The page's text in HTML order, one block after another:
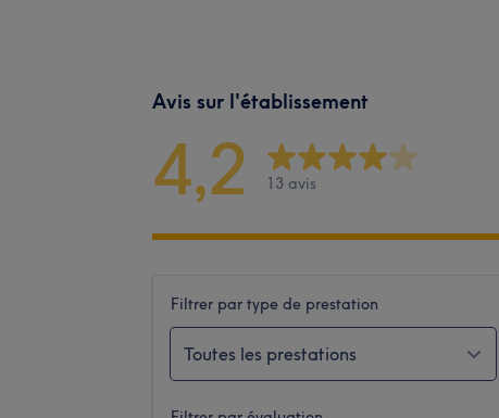
Avis sur l'établissement
4,2 13 avis
Filtrer par type de prestation
Toutes les prestations